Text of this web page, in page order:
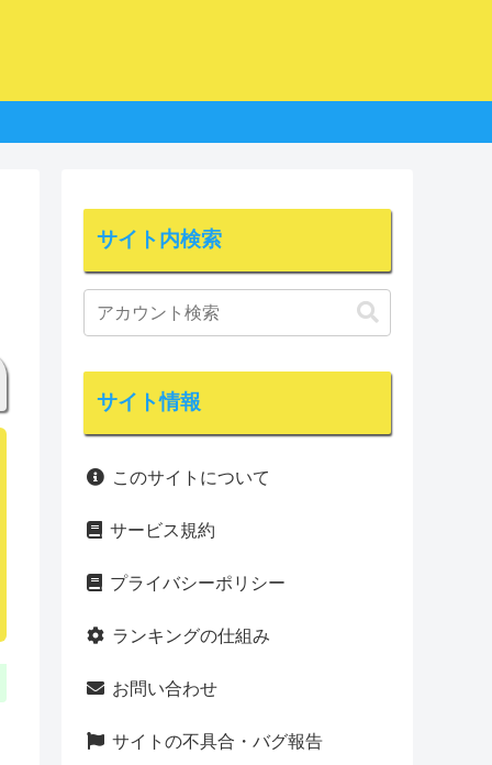
サイト内検索
サイト情報
このサイトについて
サービス規約
プライバシーポリシー
ランキングの仕組み
お問い合わせ
サイトの不具合・バグ報告